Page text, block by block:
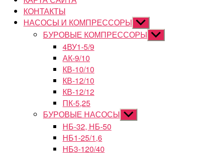
КОНТАКТЫ
НАСОСЫ И КОМПРЕССОРЫ Показывать
подменю
БУРОВЫЕ КОМПРЕССОРЫ Показывать
подменю
4ВУ1-5/9
АК-9/10
КВ-10/10
КВ-12/10
КВ-12/12
ПК-5,25
БУРОВЫЕ НАСОСЫ Показывать
подменю
НБ-32, НБ-50
НБ1-25/1,6
НБ3-120/40